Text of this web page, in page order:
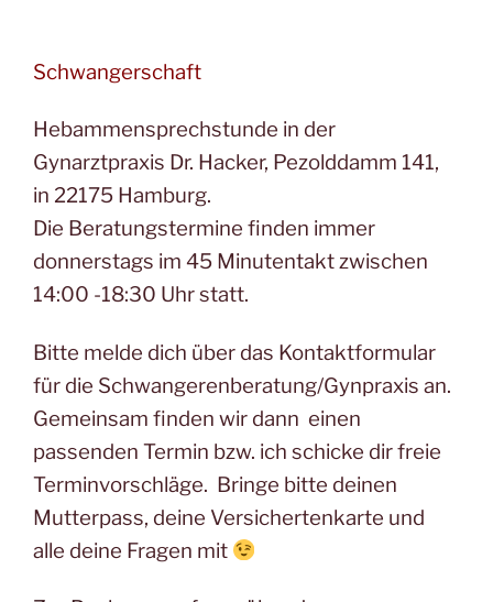
Schwangerschaft
Hebammensprechstunde in der
Gynarztpraxis Dr. Hacker, Pezolddamm 141,
in 22175 Hamburg.
Die Beratungstermine finden immer
donnerstags im 45 Minutentakt zwischen
14:00 -18:30 Uhr statt.
Bitte melde dich über das Kontaktformular
für die Schwangerenberatung/Gynpraxis an.
Gemeinsam finden wir dann einen
passenden Termin bzw. ich schicke dir freie
Terminvorschläge. Bringe bitte deinen
Mutterpass, deine Versichertenkarte und
alle deine Fragen mit